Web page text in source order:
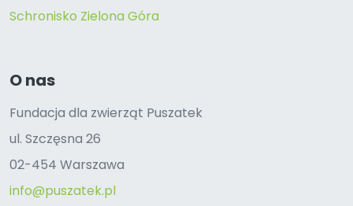
Schronisko Zielona Góra
O nas
Fundacja dla zwierząt Puszatek
ul. Szczęsna 26
02-454 Warszawa
info@puszatek.pl